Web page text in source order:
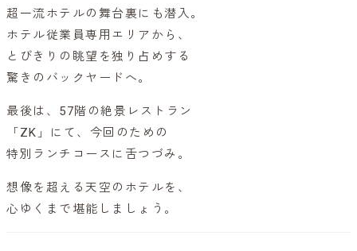
超一流ホテルの舞台裏にも潜入。
ホテル従業員専用エリアから、
とびきりの眺望を独り占めする
驚きのバックヤードへ。
最後は、57階の絶景レストラン
「ZK」にて、今回のための
特別ランチコースに舌つづみ。
想像を超える天空のホテルを、
心ゆくまで堪能しましょう。